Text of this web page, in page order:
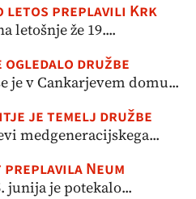
letos preplavili Krk
letošnje že 19....
ogledalo družbe
je v Cankarjevem domu...
je temelj družbe
medgeneracijskega...
Neum
junija je potekalo...